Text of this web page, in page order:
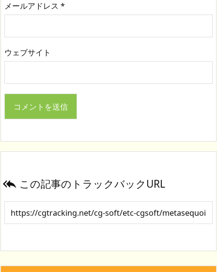
メールアドレス *
ウェブサイト
 この記事のトラックバックURL